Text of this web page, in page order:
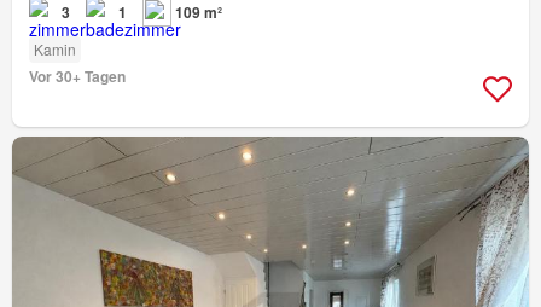
3 1 109 m²
Kamin
Vor 30+ Tagen